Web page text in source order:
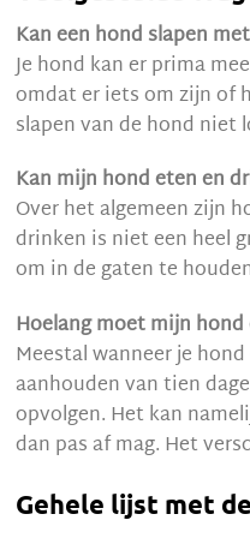
Kan een hond slapen
Je hond kan er prima
omdat er iets om zijn of
slapen van de hond
Kan mijn hond eten en
Over het algemeen zijn
drinken is niet een heel
om in de gaten te
Hoelang moet mijn
Meestal wanneer je
aanhouden van tien
opvolgen. Het kan
dan pas af mag. Het
Gehele lijst met